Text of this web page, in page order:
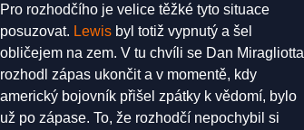
Pro rozhodčího je velice těžké tyto situace
posuzovat. Lewis byl totiž vypnutý a šel
obličejem na zem. V tu chvíli se Dan Miragliotta
rozhodl zápas ukončit a v momentě, kdy
americký bojovník přišel zpátky k vědomí, bylo
už po zápase. To, že rozhodčí nepochybil si